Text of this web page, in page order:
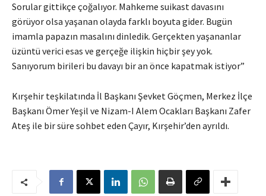
Sorular gittikçe çoğalıyor. Mahkeme suikast davasını
görüyor olsa yaşanan olayda farklı boyuta gider. Bugün
imamla papazın masalını dinledik. Gerçekten yaşananlar
üzüntü verici esas ve gerçeğe ilişkin hiçbir şey yok.
Sanıyorum birileri bu davayı bir an önce kapatmak istiyor”
Kırşehir teşkilatında İl Başkanı Şevket Göçmen, Merkez İlçe
Başkanı Ömer Yeşil ve Nizam-I Alem Ocakları Başkanı Zafer
Ateş ile bir süre sohbet eden Çayır, Kırşehir’den ayrıldı.